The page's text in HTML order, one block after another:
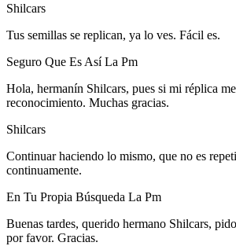
Shilcars
Tus semillas se replican, ya lo ves. Fácil es.
Seguro Que Es Así La Pm
Hola, hermanín Shilcars, pues si mi réplica
reconocimiento. Muchas gracias.
Shilcars
Continuar haciendo lo mismo, que no es
continuamente.
En Tu Propia Búsqueda La Pm
Buenas tardes, querido hermano Shilcars,
por favor. Gracias.